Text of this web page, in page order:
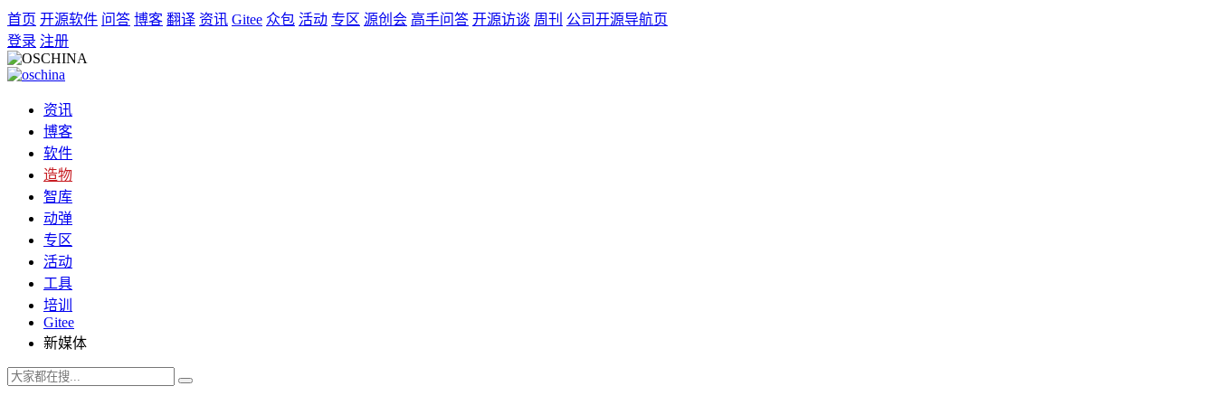
首页 开源软件 问答 博客 翻译 资讯 Gitee 众包 活动 专区 源创会 高手问答 开源访谈 周刊 公司开源导航页
登录 注册
资讯
博客
软件
造物
智库
动弹
专区
活动
工具
培训
Gitee
新媒体